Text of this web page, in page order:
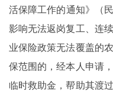
活保障工作的通知》（
影响无法返岗复工、连
业保险政策无法覆盖的
保范围的，经本人申请
临时救助金，帮助其渡